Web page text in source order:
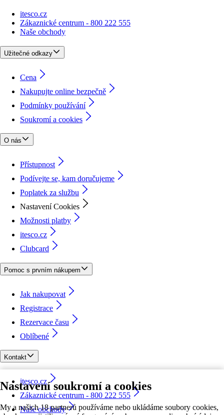
Nastavení soukromí a cookies
My a našich 18 partnerů používáme nebo ukládáme soubory cookies,
itesco.cz
Zákaznické centrum - 800 222 555
Naše obchody
Užitečné odkazy
Cena
Nakupujte online bezpečně
Podmínky používání
Soukromí a cookies
O nás
Přístupnost
Podívejte se, kam doručujeme
Poplatek za službu
Nastavení Cookies
Možnosti platby
itesco.cz
Clubcard
Pomoc s prvním nákupem
Jak nakupovat
Registrace
Rezervace času
Oblíbené
Kontakt
itesco.cz
Zákaznické centrum - 800 222 555
Naše obchody